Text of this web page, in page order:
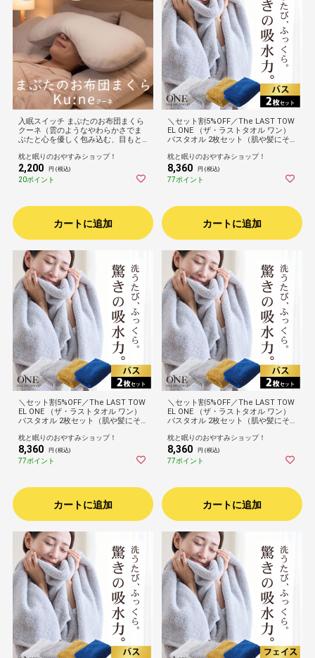
入眠スイッチ まぶたのお布団まくら
クーネ（雲のようなやわらかさでま
ぶたと心を優しく包み込む、目もと
睡眠 乾燥対策 接触冷感 リバーシブ
ル Ku:ne 誕生日 プレゼント ギフト
男性 女性 大人 目元 目枕 父の日ギフ
ト2026
枕と眠りのおやすみショップ！
2,200 円 (税込)
20ポイント
カートに追加
＼セット割5%OFF／The LAST TOW
EL ONE （ザ・ラストタオル ワン）
バスタオル 2枚セット（肌や髪にそ
収！ゴシゴシしない、肌が喜ぶタオ
ル）お風呂上り 身体拭き ふんわり
ふかふか 柔らかい 速乾 吸水 日本製
高品質 高級 ホテル 60×120cm
枕と眠りのおやすみショップ！
8,360 円 (税込)
77ポイント
カートに追加
＼セット割5%OFF／The LAST TOW
EL ONE （ザ・ラストタオル ワン）
バスタオル 2枚セット（肌や髪にそ
収！ゴシゴシしない、肌が喜ぶタオ
ル）お風呂上り 身体拭き ふんわり
ふかふか 柔らかい 速乾 吸水 日本製
高品質 高級 ホテル 60×120cm
枕と眠りのおやすみショップ！
8,360 円 (税込)
77ポイント
カートに追加
＼セット割5%OFF／The LAST TOW
EL ONE （ザ・ラストタオル ワン）
バスタオル 2枚セット（肌や髪にそ
収！ゴシゴシしない、肌が喜ぶタオ
ル）お風呂上り 身体拭き ふんわり
ふかふか 柔らかい 速乾 吸水 日本製
高品質 高級 ホテル 60×120cm
枕と眠りのおやすみショップ！
8,360 円 (税込)
77ポイント
カートに追加